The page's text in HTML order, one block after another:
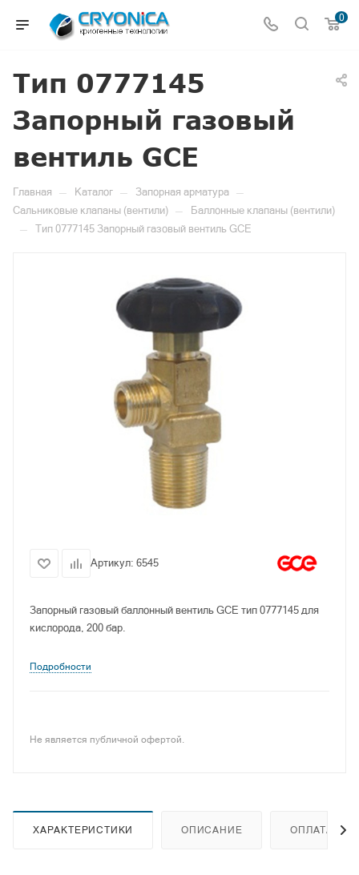
0
Тип 0777145
Запорный газовый
вентиль GCE
Главная — Каталог — Запорная арматура —
Сальниковые клапаны (вентили) — Баллонные клапаны (вентили)
— Тип 0777145 Запорный газовый вентиль GCE
Артикул: 6545
Запорный газовый баллонный вентиль GCE тип 0777145 для
кислорода, 200 бар.
Подробности
Не является публичной офертой.
ХАРАКТЕРИСТИКИ ОПИСАНИЕ ОПЛАТА